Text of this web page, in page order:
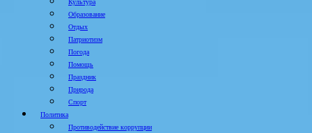
Культура
Образование
Отдых
Патриотизм
Погода
Помощь
Праздник
Природа
Спорт
Политика
Противодействие коррупции